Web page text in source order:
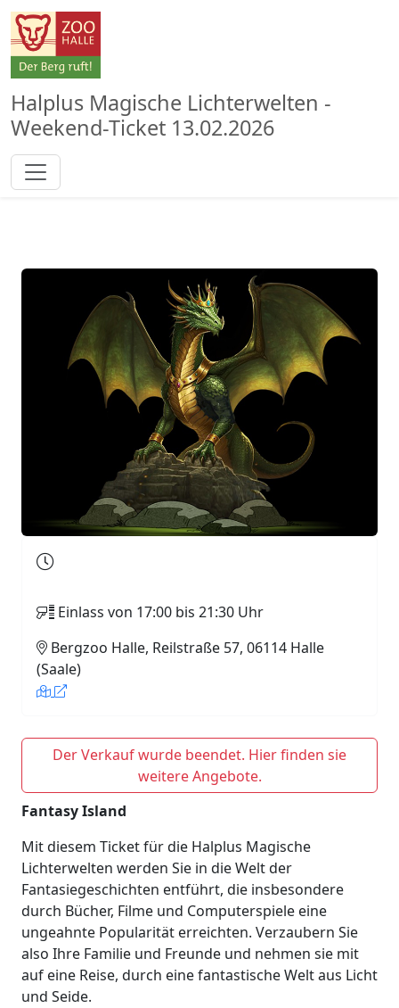
Halplus Magische Lichterwelten -
Weekend-Ticket 13.02.2026
Einlass von 17:00 bis 21:30 Uhr
Bergzoo Halle, Reilstraße 57, 06114 Halle
(Saale)
Der Verkauf wurde beendet. Hier finden sie
weitere Angebote.
Fantasy Island
Mit diesem Ticket für die Halplus Magische
Lichterwelten werden Sie in die Welt der
Fantasiegeschichten entführt, die insbesondere
durch Bücher, Filme und Computerspiele eine
ungeahnte Popularität erreichten. Verzaubern Sie
also Ihre Familie und Freunde und nehmen sie mit
auf eine Reise, durch eine fantastische Welt aus Licht
und Seide.